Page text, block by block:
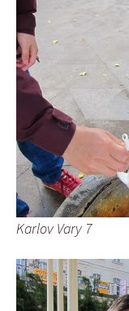
Karlov Vary 7